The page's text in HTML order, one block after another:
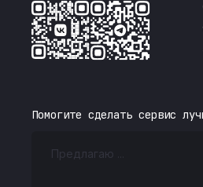
Помогите сделать сервис